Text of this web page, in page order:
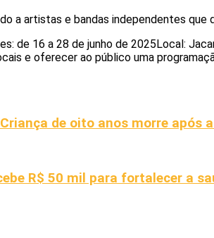
a artistas e bandas independentes
de 16 a 28 de junho de 2025Local:
e oferecer ao público uma
de oito anos morre após
R$ 50 mil para fortalecer a